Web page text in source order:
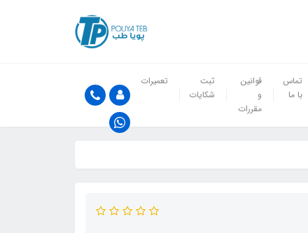
تماس
با ما
قوانین
و
مقررات
ثبت
شکایات
تعمیرات